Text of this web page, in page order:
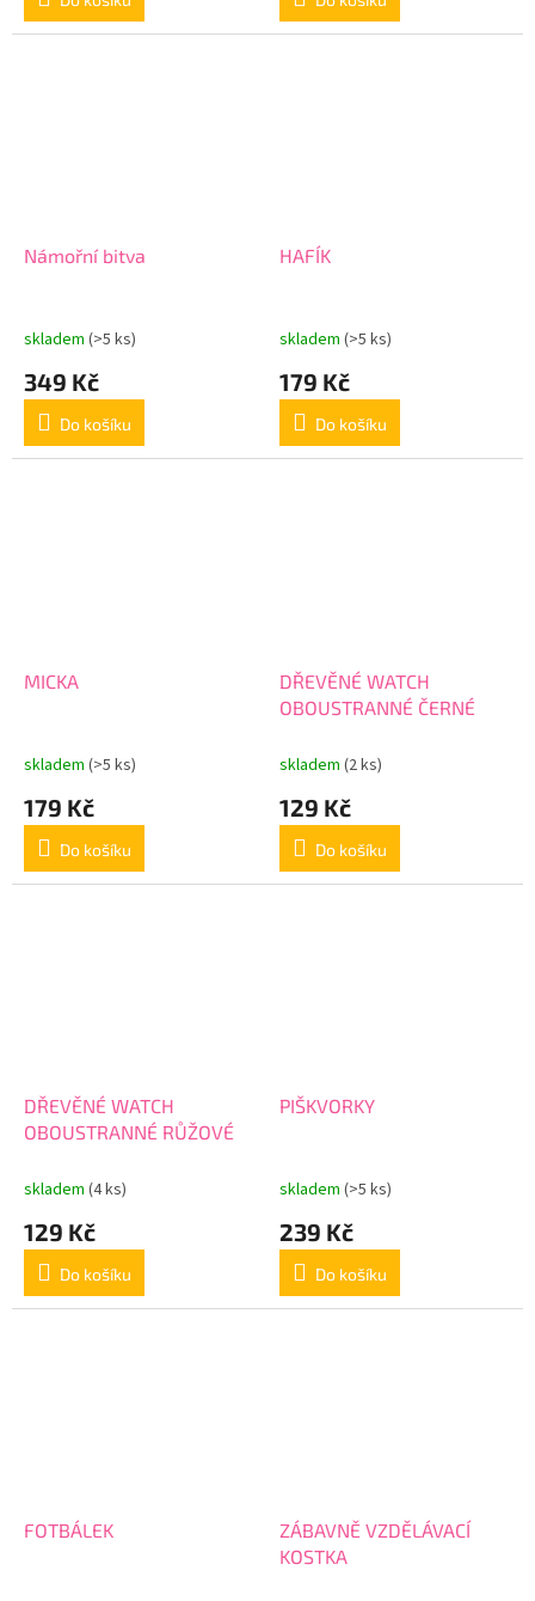
Námořní bitva
skladem (>5 ks)
349 Kč
Do košíku
HAFÍK
skladem (>5 ks)
179 Kč
Do košíku
MICKA
skladem (>5 ks)
179 Kč
Do košíku
DŘEVĚNÉ WATCH
OBOUSTRANNÉ ČERNÉ
skladem (2 ks)
129 Kč
Do košíku
DŘEVĚNÉ WATCH
OBOUSTRANNÉ RŮŽOVÉ
skladem (4 ks)
129 Kč
Do košíku
PIŠKVORKY
skladem (>5 ks)
239 Kč
Do košíku
FOTBÁLEK
ZÁBAVNĚ VZDĚLÁVACÍ
KOSTKA